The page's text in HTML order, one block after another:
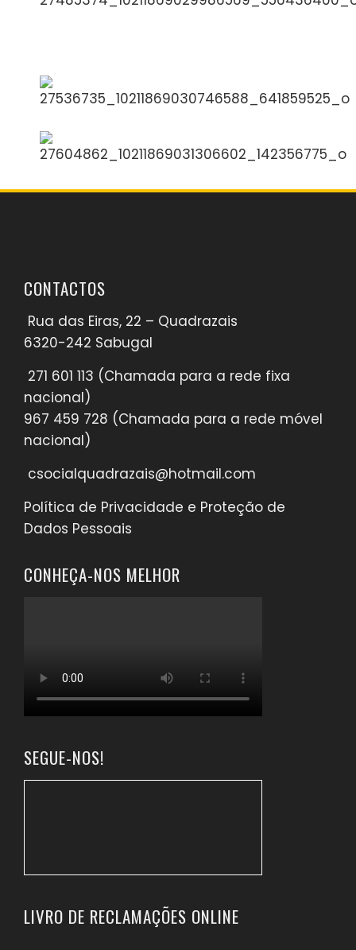
CONTACTOS
Rua das Eiras, 22 – Quadrazais
6320-242 Sabugal
271 601 113 (Chamada para a rede fixa
nacional)​
967 459 728 (Chamada para a rede móvel
nacional)​
csocialquadrazais@hotmail.com
Política de Privacidade e Proteção de
Dados Pessoais
CONHEÇA-NOS MELHOR
SEGUE-NOS!
LIVRO DE RECLAMAÇÕES ONLINE